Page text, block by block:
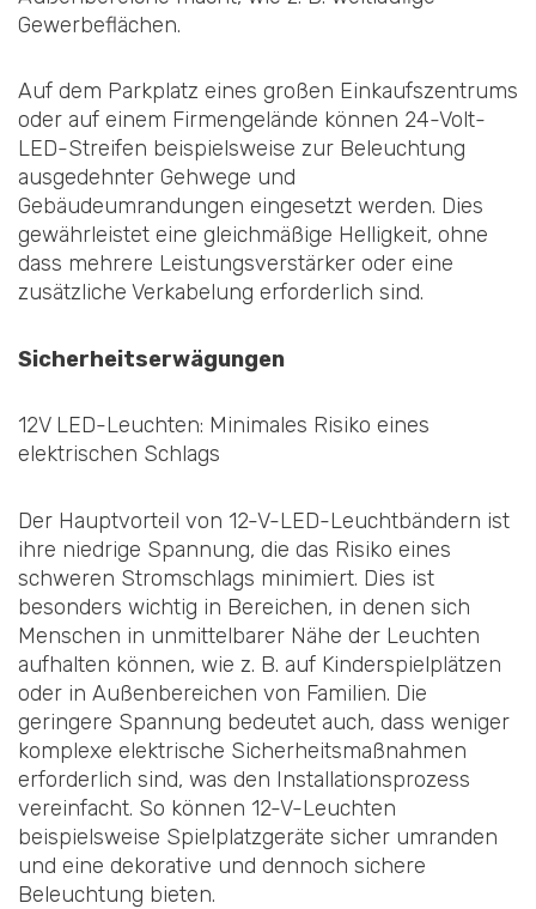
Gewerbeflächen.
Auf dem Parkplatz eines großen Einkaufszentrums
oder auf einem Firmengelände können 24-Volt-
LED-Streifen beispielsweise zur Beleuchtung
ausgedehnter Gehwege und
Gebäudeumrandungen eingesetzt werden. Dies
gewährleistet eine gleichmäßige Helligkeit, ohne
dass mehrere Leistungsverstärker oder eine
zusätzliche Verkabelung erforderlich sind.
Sicherheitserwägungen
12V LED-Leuchten: Minimales Risiko eines
elektrischen Schlags
Der Hauptvorteil von 12-V-LED-Leuchtbändern ist
ihre niedrige Spannung, die das Risiko eines
schweren Stromschlags minimiert. Dies ist
besonders wichtig in Bereichen, in denen sich
Menschen in unmittelbarer Nähe der Leuchten
aufhalten können, wie z. B. auf Kinderspielplätzen
oder in Außenbereichen von Familien. Die
geringere Spannung bedeutet auch, dass weniger
komplexe elektrische Sicherheitsmaßnahmen
erforderlich sind, was den Installationsprozess
vereinfacht. So können 12-V-Leuchten
beispielsweise Spielplatzgeräte sicher umranden
und eine dekorative und dennoch sichere
Beleuchtung bieten.